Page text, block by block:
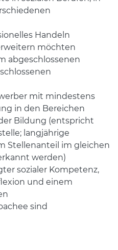
Handeln
möchten
abgeschlossenen
mit mindestens
in den Bereichen
Bildung (entspricht
langjährige
Stellenanteil im gleichen
werden)
sozialer Kompetenz,
und einem
sind